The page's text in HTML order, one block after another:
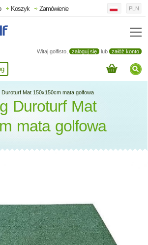
Witaj golfisto, zaloguj się lub załóż konto
Koszyk Zamówienie PLN
Duroturf Mat 150x150cm mata golfowa
Duroturf Mat
mata golfowa